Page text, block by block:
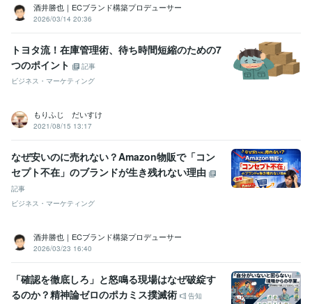
酒井勝也｜ECブランド構築プロデューサー
2026/03/14 20:36
トヨタ流！在庫管理術、待ち時間短縮のための7
つのポイント
記事
ビジネス・マーケティング
もりふじ だいすけ
2021/08/15 13:17
なぜ安いのに売れない？Amazon物販で「コン
セプト不在」のブランドが生き残れない理由
記事
ビジネス・マーケティング
酒井勝也｜ECブランド構築プロデューサー
2026/03/23 16:40
​「確認を徹底しろ」と怒鳴る現場はなぜ破綻す
るのか？精神論ゼロのポカミス撲滅術
告知